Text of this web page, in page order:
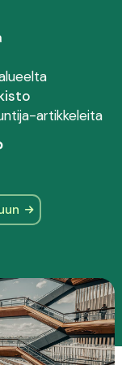
artikkeleita